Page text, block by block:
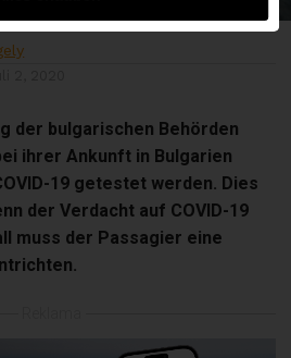
der bulgarischen Behörden
ihrer Ankunft in Bulgarien
19 getestet werden. Dies
der Verdacht auf COVID-19
muss der Passagier eine